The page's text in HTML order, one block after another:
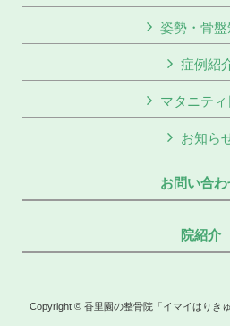
姿勢・骨盤
症例紹
マタニテ
お知ら
お問い合わ
院紹介
Copyright © 香里園の整骨院「イマイはりき